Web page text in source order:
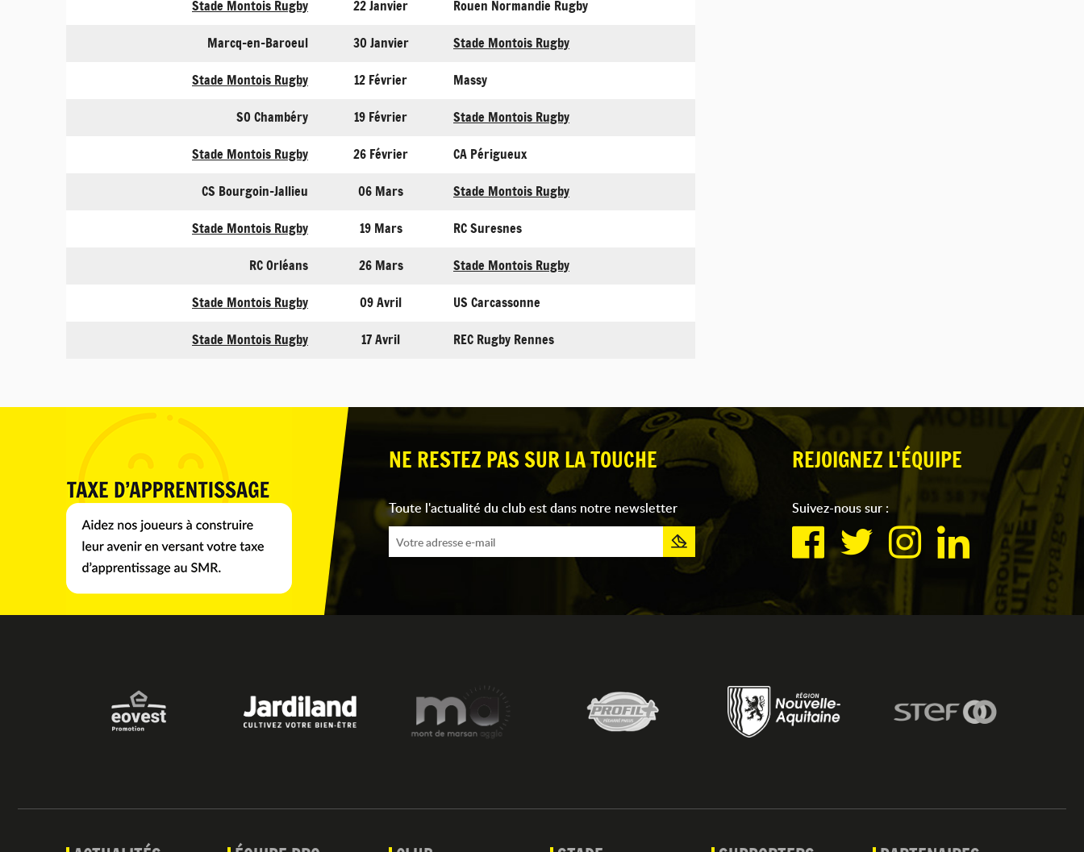
Stade Montois Rugby
22 Janvier
Rouen Normandie Rugby
Marcq-en-Baroeul
30 Janvier
Stade Montois Rugby
Stade Montois Rugby
12 Février
Massy
SO Chambéry
19 Février
Stade Montois Rugby
Stade Montois Rugby
26 Février
CA Périgueux
CS Bourgoin-Jallieu
06 Mars
Stade Montois Rugby
Stade Montois Rugby
19 Mars
RC Suresnes
RC Orléans
26 Mars
Stade Montois Rugby
Stade Montois Rugby
09 Avril
US Carcassonne
Stade Montois Rugby
17 Avril REC Rugby Rennes
NE RESTEZ PAS SUR LA TOUCHE
Toute l'actualité du club est dans notre newsletter
REJOIGNEZ L'ÉQUIPE
Suivez-nous sur :